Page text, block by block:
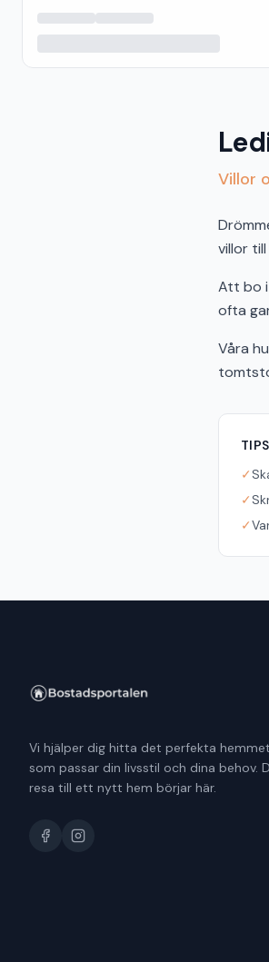
Villor
villor
Att bo i
ofta
Våra
✓
✓
✓
Vi hjälper dig hitta det perfekta hemmet
som passar din livsstil och dina behov.
resa till ett nytt hem börjar här.